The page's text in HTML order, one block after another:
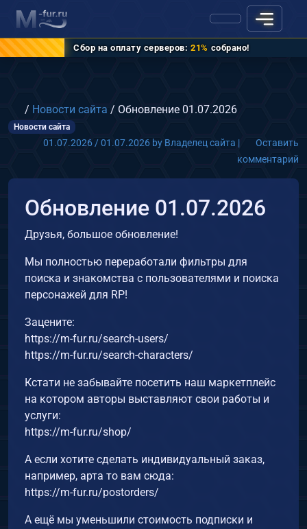
Сбор на оплату серверов: 21% собрано!
Главная
/ Новости сайта / Обновление 01.07.2026
Новости сайта
01.07.2026 / 01.07.2026by Владелец сайта |
Оставить
комментарий
Обновление 01.07.2026
Друзья, большое обновление!
Мы полностью переработали фильтры для
поиска и знакомства с пользователями и поиска
персонажей для RP!
Зацените:
https://m-fur.ru/search-users/
https://m-fur.ru/search-characters/
Кстати не забывайте посетить наш маркетплейс
на котором авторы выставляют свои работы и
услуги:
https://m-fur.ru/shop/
А если хотите сделать индивидуальный заказ,
например, арта то вам сюда:
https://m-fur.ru/postorders/
А ещё мы уменьшили стоимость подписки и